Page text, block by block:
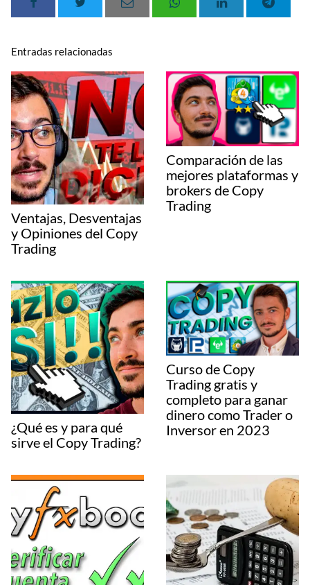
Entradas relacionadas
Ventajas, Desventajas
y Opiniones del Copy
Trading
Comparación de las
mejores plataformas y
brokers de Copy
Trading
¿Qué es y para qué
sirve el Copy Trading?
Curso de Copy
Trading gratis y
completo para ganar
dinero como Trader o
Inversor en 2023